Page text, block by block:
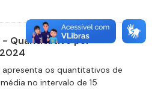
- Quantitativo por
os quantitativos de
no intervalo de 15